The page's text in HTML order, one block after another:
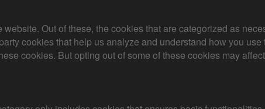
Out of these, the cookies that are categorized as
cookies that help us analyze and understand how you
cookies. But opting out of some of these cookies may